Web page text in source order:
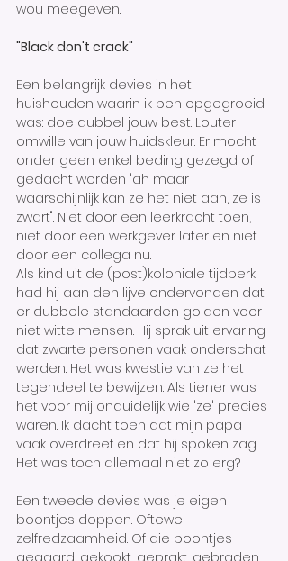
wou meegeven.
"Black don't crack"
Een belangrijk devies in het
huishouden waarin ik ben opgegroeid
was: doe dubbel jouw best. Louter
omwille van jouw huidskleur. Er mocht
onder geen enkel beding gezegd of
gedacht worden "ah maar
waarschijnlijk kan ze het niet aan, ze is
zwart". Niet door een leerkracht toen,
niet door een werkgever later en niet
door een collega nu.
Als kind uit de (post)koloniale tijdperk
had hij aan den lijve ondervonden dat
er dubbele standaarden golden voor
niet witte mensen. Hij sprak uit ervaring
dat zwarte personen vaak onderschat
werden. Het was kwestie van ze het
tegendeel te bewijzen. Als tiener was
het voor mij onduidelijk wie 'ze' precies
waren. Ik dacht toen dat mijn papa
vaak overdreef en dat hij spoken zag.
Het was toch allemaal niet zo erg?
Een tweede devies was je eigen
boontjes doppen. Oftewel
zelfredzaamheid. Of die boontjes
gegaard, gekookt, geprakt, gebraden